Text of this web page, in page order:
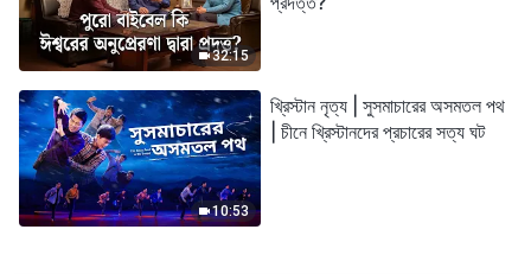
32:15
10:53
খ্রিস্টান নৃত্য | সুসমাচারের অসমতল পথ
| চীনে খ্রিস্টানদের প্রচারের সত্য ঘট